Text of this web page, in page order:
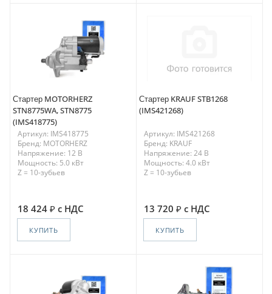
Стартер MOTORHERZ
STN8775WA, STN8775
(IMS418775)
Артикул: IMS418775
Бренд: MOTORHERZ
Напряжение: 12 В
Мощность: 5.0 кВт
Z = 10-зубьев
18 424 с НДС
КУПИТЬ
Стартер KRAUF STB1268
(IMS421268)
Артикул: IMS421268
Бренд: KRAUF
Напряжение: 24 В
Мощность: 4.0 кВт
Z = 10-зубьев
13 720 с НДС
КУПИТЬ